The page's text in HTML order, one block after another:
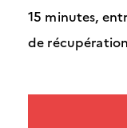
15 minutes,
de